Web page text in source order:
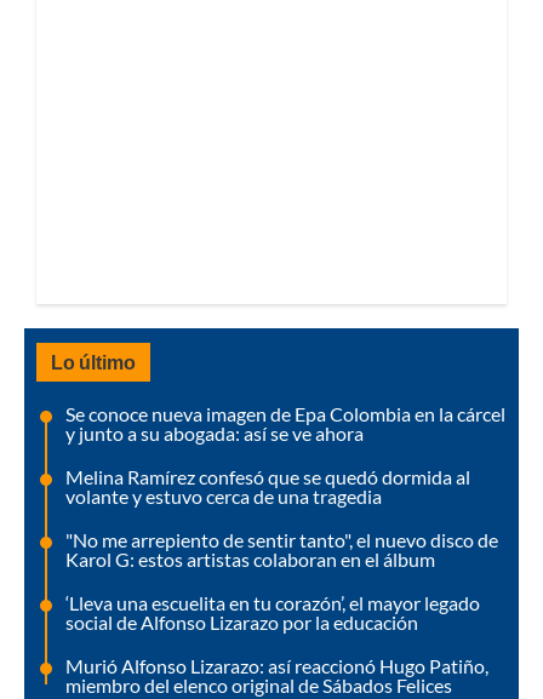
Lo último
Se conoce nueva imagen de Epa Colombia en la cárcel
y junto a su abogada: así se ve ahora
Melina Ramírez confesó que se quedó dormida al
volante y estuvo cerca de una tragedia
"No me arrepiento de sentir tanto", el nuevo disco de
Karol G: estos artistas colaboran en el álbum
‘Lleva una escuelita en tu corazón’, el mayor legado
social de Alfonso Lizarazo por la educación
Murió Alfonso Lizarazo: así reaccionó Hugo Patiño,
miembro del elenco original de Sábados Felices